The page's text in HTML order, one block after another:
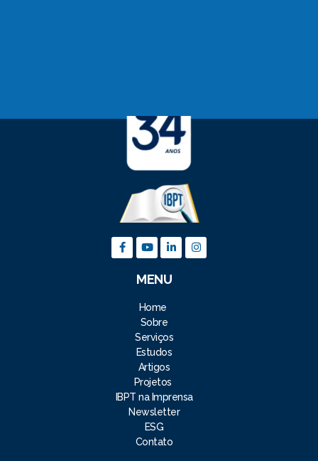
MENU
Home
Sobre
Serviços
Estudos
Artigos
Projetos
IBPT na Imprensa
Newsletter
ESG
Contato